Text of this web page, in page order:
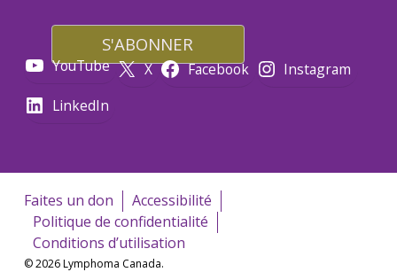
YouTube X Facebook
Instagram
LinkedIn
Faites un don
Accessibilité
Politique de confidentialité
Conditions d’utilisation
© 2026 Lymphoma Canada.